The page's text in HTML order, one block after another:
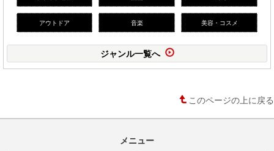
アウトドア 音楽 美容・コスメ
ジャンル一覧へ
このページの上に戻る
メニュー